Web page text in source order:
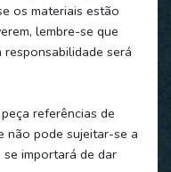
os materiais estão
lembre-se que
será
referências de
não pode sujeitar-se a
importará de dar